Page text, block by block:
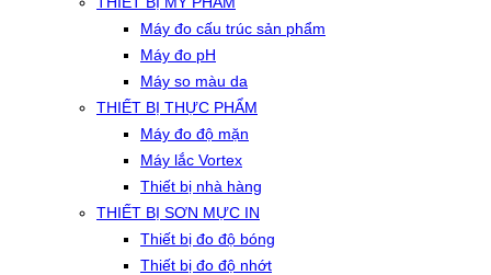
Máy đo cấu trúc sản phẩm
Máy đo pH
Máy so màu da
THIẾT BỊ THỰC PHẨM
Máy đo độ mặn
Máy lắc Vortex
Thiết bị nhà hàng
THIẾT BỊ SƠN MỰC IN
Thiết bị đo độ bóng
Thiết bị đo độ nhớt